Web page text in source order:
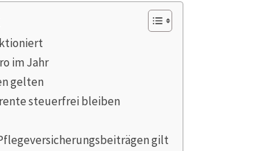
im Jahr
gelten
steuerfrei bleiben
gilt